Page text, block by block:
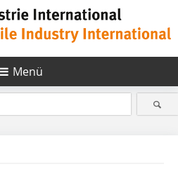
Menü